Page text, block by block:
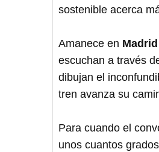
sostenible acerca
Amanece en Madrid
escuchan a través
dibujan el
tren avanza su
Para cuando el
unos cuantos